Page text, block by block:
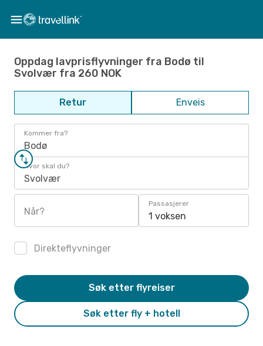
Oppdag lavprisflyvninger fra Bodø til
Svolvær fra 260 NOK
Retur Enveis
Kommer fra?
Bodø
Hvor skal du?
Svolvær
Når?
Passasjerer
1 voksen
Direkteflyvninger
Søk etter fly + hotell
Søk etter flyreiser